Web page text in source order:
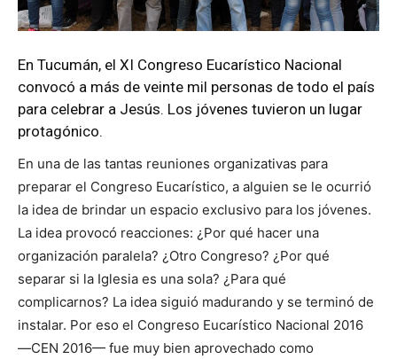
En Tucumán, el XI Congreso Eucarístico Nacional
convocó a más de veinte mil personas de todo el país
para celebrar a Jesús. Los jóvenes tuvieron un lugar
protagónico.
En una de las tantas reuniones organizativas para
preparar el Congreso Eucarístico, a alguien se le ocurrió
la idea de brindar un espacio exclusivo para los jóvenes.
La idea provocó reacciones: ¿Por qué hacer una
organización paralela? ¿Otro Congreso? ¿Por qué
separar si la Iglesia es una sola? ¿Para qué
complicarnos? La idea siguió madurando y se terminó de
instalar. Por eso el Congreso Eucarístico Nacional 2016
—CEN 2016— fue muy bien aprovechado como